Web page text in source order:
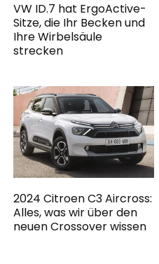
VW ID.7 hat ErgoActive-
Sitze, die Ihr Becken und
Ihre Wirbelsäule
strecken
2024 Citroen C3 Aircross:
Alles, was wir über den
neuen Crossover wissen